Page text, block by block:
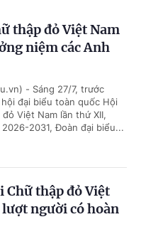
thập đỏ Việt Nam
niệm các Anh
- Sáng 27/7, trước
đại biểu toàn quốc Hội
Việt Nam lần thứ XII,
2026-2031, Đoàn đại biểu...
Chữ thập đỏ Việt
người có hoàn